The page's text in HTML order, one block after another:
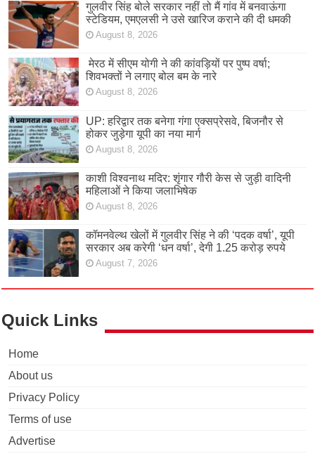
गुलवीर सिंह बोले सरकार नहीं तो मैं गांव में बनवाऊंगा
स्टेडियम, एमएलसी ने उसे खारिज कराने की दी धमकी
August 8, 2026
मेरठ में सीएम योगी ने की कांवड़ियों पर पुष्प वर्षा;
शिवभक्तों ने लगाए बोल बम के नारे
August 8, 2026
UP: हरिद्वार तक बनेगा गंगा एक्सप्रेसवे, बिजनौर से
होकर जुड़ेगा यूपी का नया मार्ग
August 8, 2026
काशी विश्वनाथ मदिर: शृंगार गौरी केस से जुड़ी वादिनी
महिलाओं ने किया जलाभिषेक
August 8, 2026
कॉमनवेल्थ खेलों में गुलवीर सिंह ने की ‘पदक वर्षा’, यूपी
सरकार अब करेगी ‘धन वर्षा’, देगी 1.25 करोड़ रुपये
August 7, 2026
Quick Links
Home
About us
Privacy Policy
Terms of use
Advertise